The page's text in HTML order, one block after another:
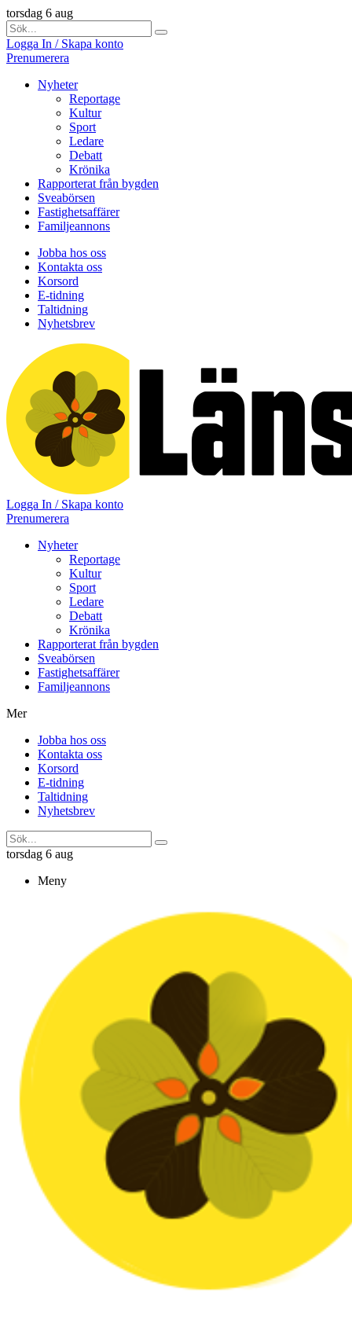
torsdag 6 aug
Logga In / Skapa konto
Prenumerera
Nyheter
Reportage
Kultur
Sport
Ledare
Debatt
Krönika
Rapporterat från bygden
Sveabörsen
Fastighetsaffärer
Familjeannons
Jobba hos oss
Kontakta oss
Korsord
E-tidning
Taltidning
Nyhetsbrev
Logga In / Skapa konto
Prenumerera
Nyheter
Reportage
Kultur
Sport
Ledare
Debatt
Krönika
Rapporterat från bygden
Sveabörsen
Fastighetsaffärer
Familjeannons
Mer
Jobba hos oss
Kontakta oss
Korsord
E-tidning
Taltidning
Nyhetsbrev
torsdag 6 aug
Meny